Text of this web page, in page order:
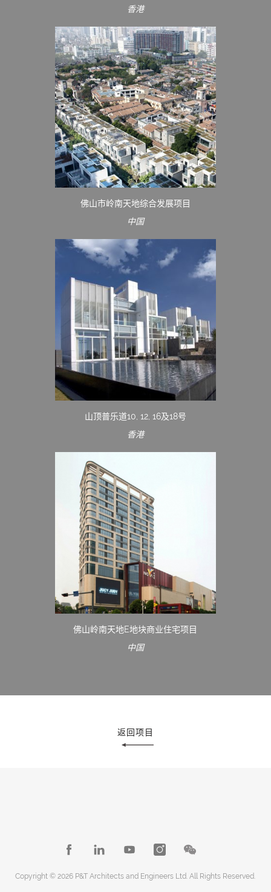
香港
佛山市岭南天地综合发展项目
中国
山顶普乐道10, 12, 16及18号
香港
佛山岭南天地E地块商业住宅项目
中国
返回项目
Copyright © 2026 P&T Architects and Engineers Ltd. All Rights Reserved.